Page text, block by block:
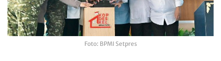
Foto: BPMI Setpres